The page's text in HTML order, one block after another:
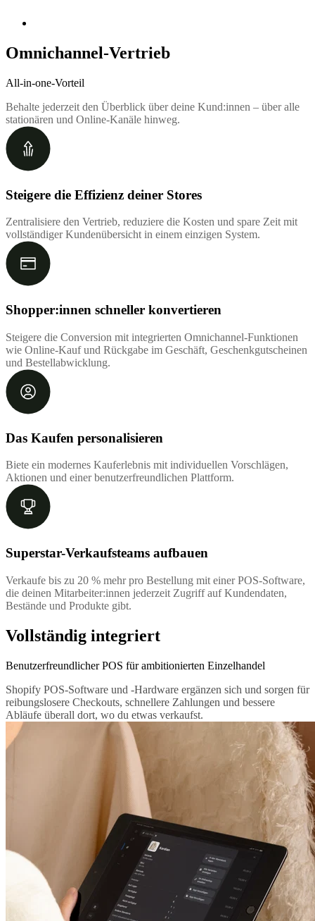
Omnichannel-Vertrieb
All-in-one-Vorteil
Behalte jederzeit den Überblick über deine Kund:innen – über alle
stationären und Online-Kanäle hinweg.
Steigere die Effizienz deiner Stores
Zentralisiere den Vertrieb, reduziere die Kosten und spare Zeit mit
vollständiger Kundenübersicht in einem einzigen System.
Shopper:innen schneller konvertieren
Steigere die Conversion mit integrierten Omnichannel-Funktionen
wie Online-Kauf und Rückgabe im Geschäft, Geschenkgutscheinen
und Bestellabwicklung.
Das Kaufen personalisieren
Biete ein modernes Kauferlebnis mit individuellen Vorschlägen,
Aktionen und einer benutzerfreundlichen Plattform.
Superstar-Verkaufsteams aufbauen
Verkaufe bis zu 20 % mehr pro Bestellung mit einer POS-Software,
die deinen Mitarbeiter:innen jederzeit Zugriff auf Kundendaten,
Bestände und Produkte gibt.
Vollständig integriert
Benutzerfreundlicher POS für ambitionierten Einzelhandel
Shopify POS-Software und -Hardware ergänzen sich und sorgen für
reibungslosere Checkouts, schnellere Zahlungen und bessere
Abläufe überall dort, wo du etwas verkaufst.